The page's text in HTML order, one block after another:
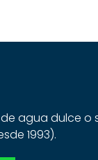
agua dulce o
1993).